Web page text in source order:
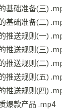
基础准备(三)
基础准备(二)
推送规则(一)
推送规则(三)
推送规则(二)
推送规则(五)
推送规则(四)
爆款产品 .mp4